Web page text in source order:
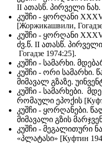
II ათასწ. პირველი ნახ.
კუშჩი - ყორღანი
[Жоржикашвили,
კუშჩი - ყორღანი
ძვ.წ. II ათასწ.
Гогадзе 1974:25].
კუშჩი - სამარხი.
კუშჩი - ორი სამარხი.
მიმავალ გზაზე.
კუშჩი - სამარხები.
რომაული ეპოქის
კუშჩი - ყორღანები.
მიმავალი გზის
კუშჩი - მეგალითური
«პლატასი» [Куфтин